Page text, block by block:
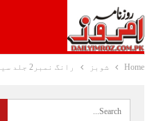
Home شوبز رانگ نمبر2 جلد سینما گھروں کی زینت بنے گی